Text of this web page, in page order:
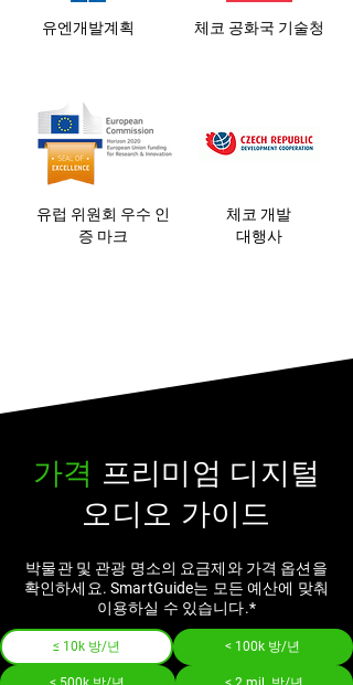
유엔개발계획
유럽 위원회 우수 인
증 마크
체코 공화국 기술청
체코 개발
대행사
가격 프리미엄 디지털
오디오 가이드
박물관 및 관광 명소의 요금제와 가격 옵션을
확인하세요. SmartGuide는 모든 예산에 맞춰
이용하실 수 있습니다.*
≤ 10k 방/년 < 100k 방/년